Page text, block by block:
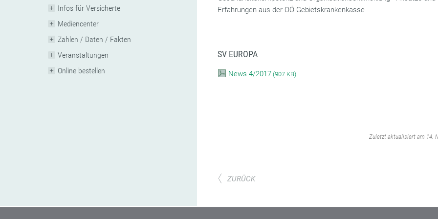
Infos für Versicherte
Mediencenter
Zahlen / Daten / Fakten
Veranstaltungen
Online bestellen
Erfahrungen aus der OÖ Gebietskrankenkasse
SV EUROPA
News 4/2017 (907 KB)
‌Zuletzt aktualisiert am 14.
ZURÜCK